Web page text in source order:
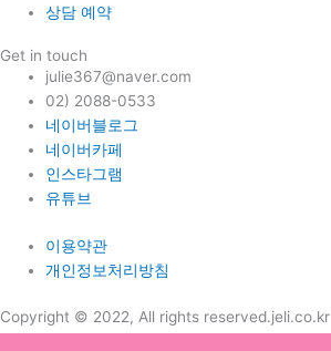
상담 예약
Get in touch
julie367@naver.com
02) 2088-0533
네이버블로그
네이버카페
인스타그램
유튜브
이용약관
개인정보처리방침
Copyright © 2022, All rights reserved.jeli.co.kr